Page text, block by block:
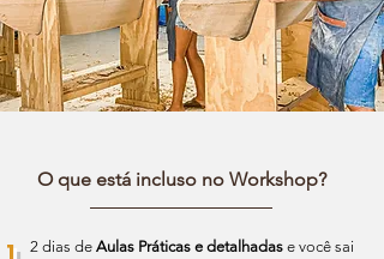
O que está incluso no Workshop?
2 dias de Aulas Práticas e detalhadas e você sai
1